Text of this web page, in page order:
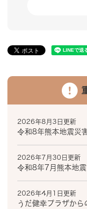
2026年8月3日更新
令和8年熊本地震災
2026年7月30日更新
令和8年7月熊本地
2026年4月1日更新
うだ健幸プラザから